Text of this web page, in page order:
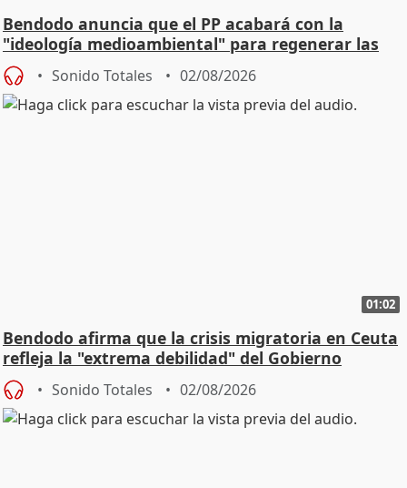
Bendodo anuncia que el PP acabará con la
"ideología medioambiental" para regenerar las
playas
Sonido Totales 02/08/2026
01:02
Bendodo afirma que la crisis migratoria en Ceuta
refleja la "extrema debilidad" del Gobierno
Sonido Totales 02/08/2026